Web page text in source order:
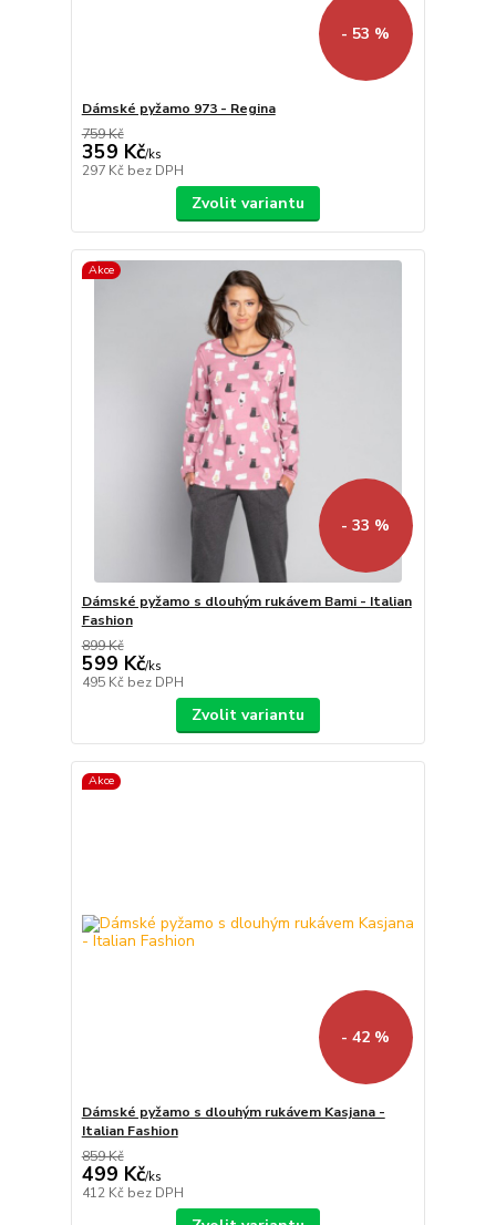
- 53 %
Dámské pyžamo 973 - Regina
759 Kč
359 Kč/ks
297 Kč bez DPH
Zvolit variantu
Akce
- 33 %
Dámské pyžamo s dlouhým rukávem Bami - Italian
Fashion
899 Kč
599 Kč/ks
495 Kč bez DPH
Zvolit variantu
Akce
- 42 %
Dámské pyžamo s dlouhým rukávem Kasjana -
Italian Fashion
859 Kč
499 Kč/ks
412 Kč bez DPH